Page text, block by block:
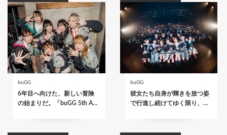
buGG
6年目へ向けた、新しい冒険
の始まりだ。「buGG 5th A…
buGG
彼女たち自身が輝きを放つ姿
で行進し続けてゆく限り、…